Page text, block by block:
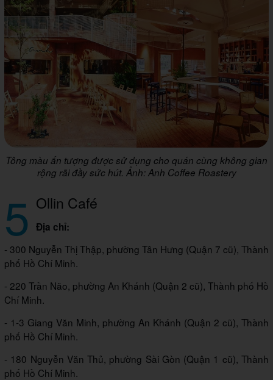
Tông màu ấn tượng được sử dụng cho quán cùng không gian
rộng rãi đầy sức hút. Ảnh: Anh Coffee Roastery
5 Ollin Café
Địa chỉ:
- 300 Nguyễn Thị Thập, phường Tân Hưng (Quận 7 cũ), Thành
phố Hồ Chí Minh.
- 220 Trần Não, phường An Khánh (Quận 2 cũ), Thành phố Hồ
Chí Minh.
- 1-3 Giang Văn Minh, phường An Khánh (Quận 2 cũ), Thành
phố Hồ Chí Minh.
- 180 Nguyễn Văn Thủ, phường Sài Gòn (Quận 1 cũ), Thành
phố Hồ Chí Minh.